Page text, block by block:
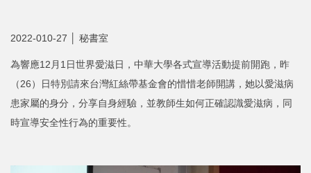
2022-010-27 │ 秘書室
為響應12月1日世界愛滋日，中華大學各式宣導活動提前開跑，昨
（26）日特別請來台灣紅絲帶基金會的惜惜老師開講，她以愛滋病
患家屬的身分，分享自身經驗，並教師生如何正確認識愛滋病，同
時宣導安全性行為的重要性。